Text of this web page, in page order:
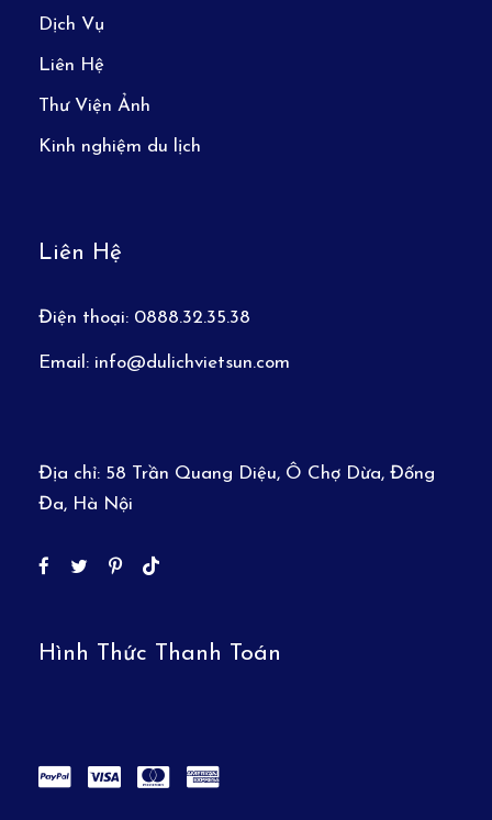
Dịch Vụ
Liên Hệ
Thư Viện Ảnh
Kinh nghiệm du lịch
Liên Hệ
Điện thoại: 0888.32.35.38
Email: info@dulichvietsun.com
Địa chỉ: 58 Trần Quang Diệu, Ô Chợ Dừa, Đống
Đa, Hà Nội
Hình Thức Thanh Toán